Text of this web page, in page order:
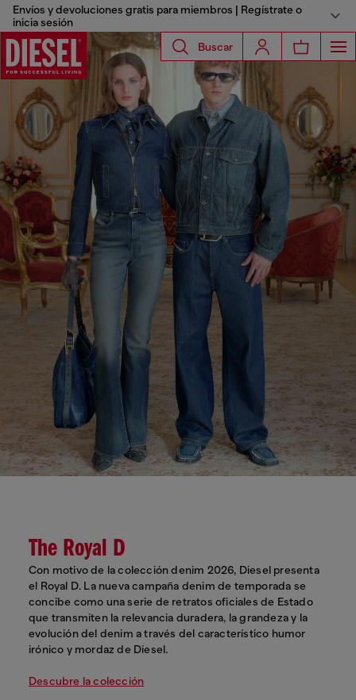
Envíos y devoluciones gratis para miembros | Regístrate o
inicia sesión
Buscar
The Royal D
Con motivo de la colección denim 2026, Diesel presenta
el Royal D. La nueva campaña denim de temporada se
concibe como una serie de retratos oficiales de Estado
que transmiten la relevancia duradera, la grandeza y la
evolución del denim a través del característico humor
irónico y mordaz de Diesel.
Descubre la colección